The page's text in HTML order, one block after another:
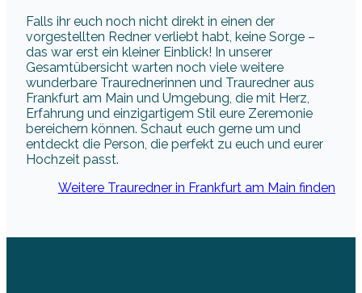
Falls ihr euch noch nicht direkt in einen der
vorgestellten Redner verliebt habt, keine Sorge –
das war erst ein kleiner Einblick! In unserer
Gesamtübersicht warten noch viele weitere
wunderbare Traurednerinnen und Trauredner aus
Frankfurt am Main und Umgebung, die mit Herz,
Erfahrung und einzigartigem Stil eure Zeremonie
bereichern können. Schaut euch gerne um und
entdeckt die Person, die perfekt zu euch und eurer
Hochzeit passt.
Weitere Trauredner in Frankfurt am Main finden